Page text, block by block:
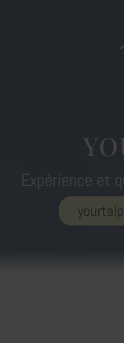
Expérience et